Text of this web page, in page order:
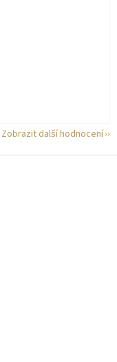
Zobrazit další hodnocení